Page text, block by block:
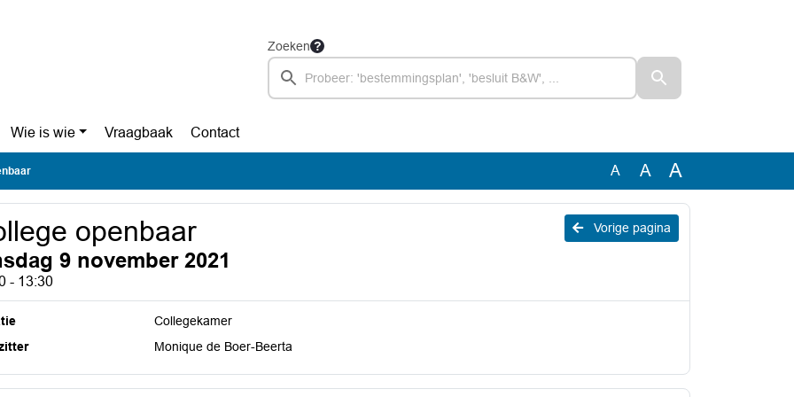
Zoeken
Wie is wie Vraagbaak Contact
A A A
Vorige pagina
openbaar
9 november 2021
- 13:30
Collegekamer
Monique de Boer-Beerta